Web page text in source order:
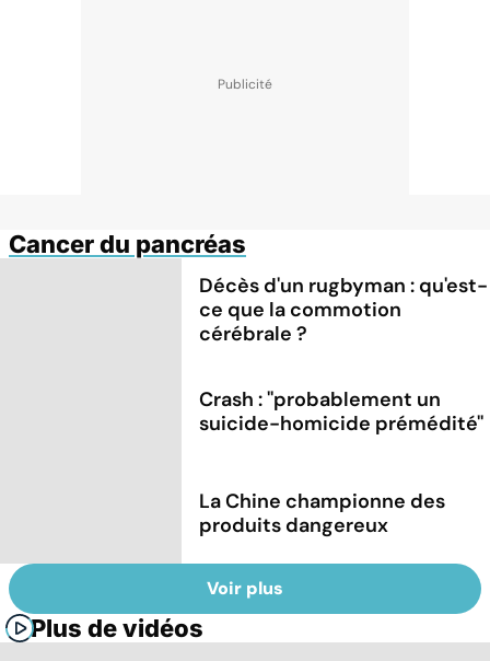
Cancer du pancréas
Décès d'un rugbyman : qu'est-
ce que la commotion
cérébrale ?
Crash : ''probablement un
suicide-homicide prémédité''
La Chine championne des
produits dangereux
Voir plus
Plus de vidéos